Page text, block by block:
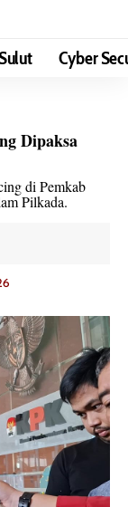
Cyber
Dipaksa
di Pemkab
Pilkada.